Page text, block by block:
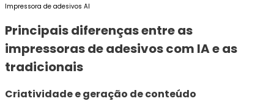
Impressora de adesivos AI
Principais diferenças entre as
impressoras de adesivos com IA e as
tradicionais
Criatividade e geração de conteúdo